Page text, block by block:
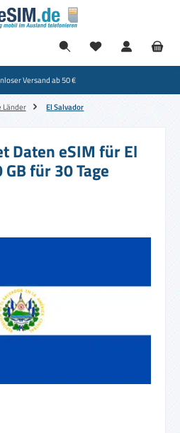
Versand ab 50 €
El Salvador
Daten eSIM für El
für 30 Tage